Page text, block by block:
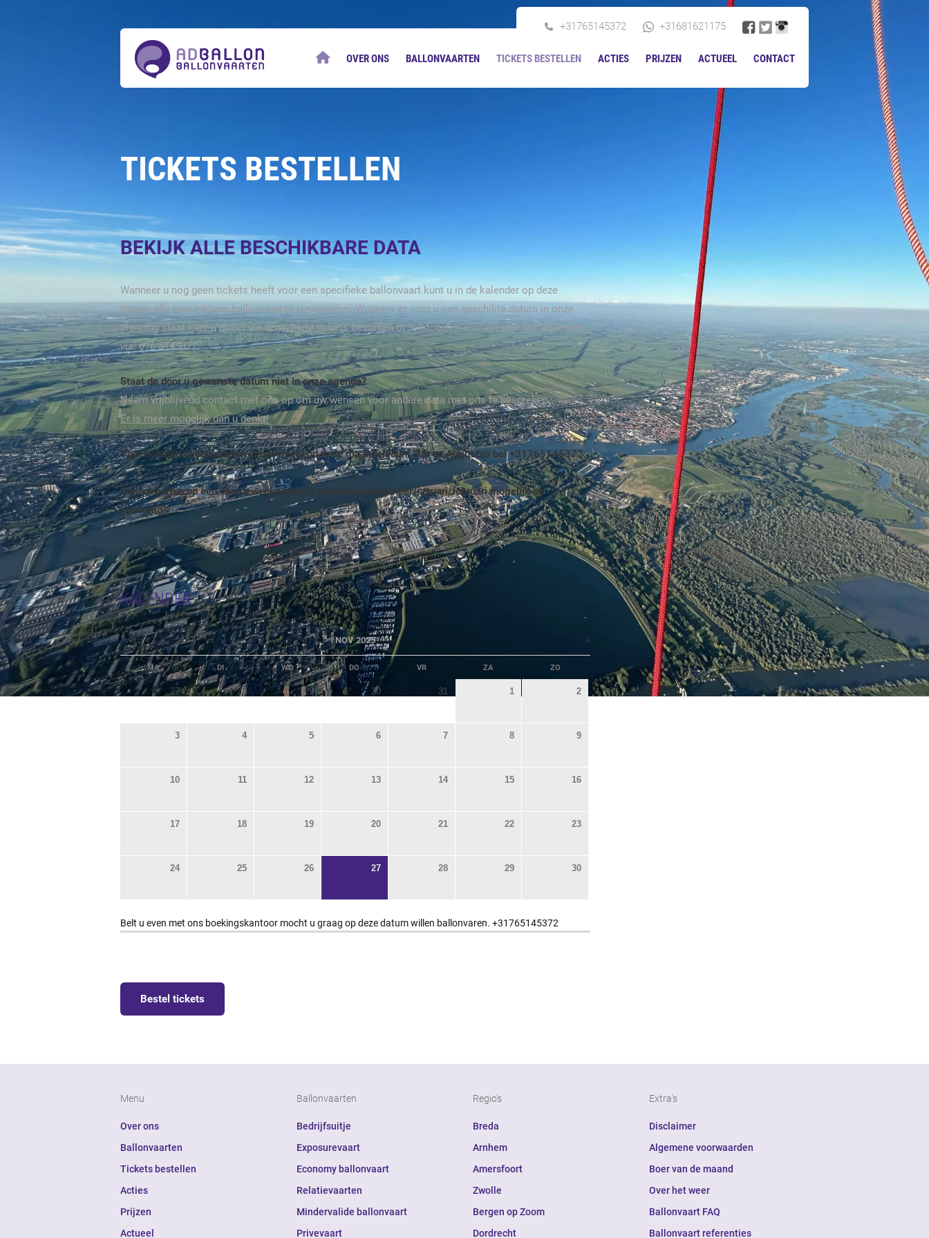
OVER ONS BALLONVAARTEN TICKETS BESTELLEN ACTIES PRIJZEN ACTUEEL CONTACT
+31765145372 +31681621175
TICKETS BESTELLEN
BEKIJK ALLE BESCHIKBARE DATA
Wanneer u nog geen tickets heeft voor een specifieke ballonvaart kunt u in de kalender op deze
pagina alle beschikbare ballonvaarten terugvinden. Wanneer er voor u een geschikte datum in onze
planning staat kunt u direct via de website tickets bestellen of telefonisch contact met ons opnemen
via: 076-5145372.
Staat de door u gewenste datum niet in onze agenda?
Neem vrijblijvend contact met ons op om uw wensen voor andere data met ons te bespreken.
Er is meer mogelijk dan u denkt!
Voor ochtend ballonvaarten in het weekend in de maanden Juni,Juli en Augustus bel +31765145372.
Ballonvaarten op een doordeweeksedag in november/december/januari/februari mogelijk op
aanvraag!
KALENDER
« NOV 2025 »
MA DI WO DO VR ZA ZO
27 28 29 30 31 1 2
3 4 5 6 7 8 9
10 11 12 13 14 15 16
17 18 19 20 21 22 23
24 25 26 27 28 29 30
Belt u even met ons boekingskantoor mocht u graag op deze datum willen ballonvaren. +31765145372
Bestel tickets
Menu
Over ons
Ballonvaarten
Tickets bestellen
Acties
Prijzen
Actueel
Ballonvaarten
Bedrijfsuitje
Exposurevaart
Economy ballonvaart
Relatievaarten
Mindervalide ballonvaart
Privevaart
Regio's
Breda
Arnhem
Amersfoort
Zwolle
Bergen op Zoom
Dordrecht
Extra's
Disclaimer
Algemene voorwaarden
Boer van de maand
Over het weer
Ballonvaart FAQ
Ballonvaart referenties